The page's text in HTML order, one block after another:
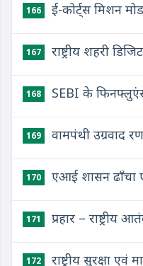
166 ई-कोर्ट्स मिशन
167 राष्ट्रीय शहरी
168 SEBI के
169 वामपंथी उग्रवाद
170 एआई शासन ढाँचा
171 प्रहार – राष्ट्रीय
172
राष्ट्रीय सुरक्षा एवं